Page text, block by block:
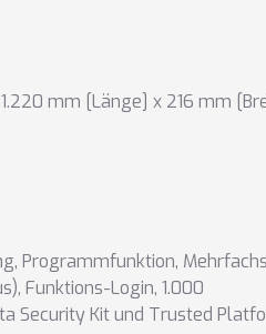
mm [Länge] x 216 mm
, Programmfunktion,
, Funktions-Login, 1.000
Security Kit und Trusted